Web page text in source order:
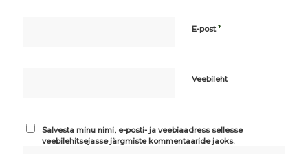
E-post*
Veebileht
Salvesta minu nimi, e-posti- ja veebiaadress sellesse
veebilehitsejasse järgmiste kommentaaride jaoks.